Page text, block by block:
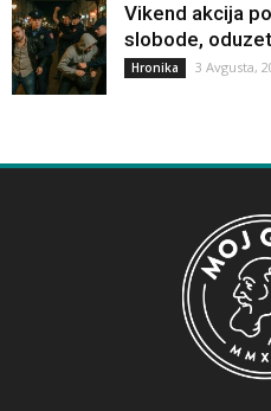
Vikend akcija
slobode,
Hronika 3 Avgusta,